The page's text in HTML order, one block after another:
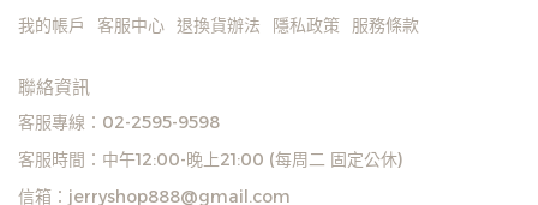
我的帳戶 客服中心 退換貨辦法 隱私政策 服務條款
聯絡資訊
客服專線：02-2595-9598
客服時間：中午12:00-晚上21:00 (每周二 固定公休)
信箱：jerryshop888@gmail.com